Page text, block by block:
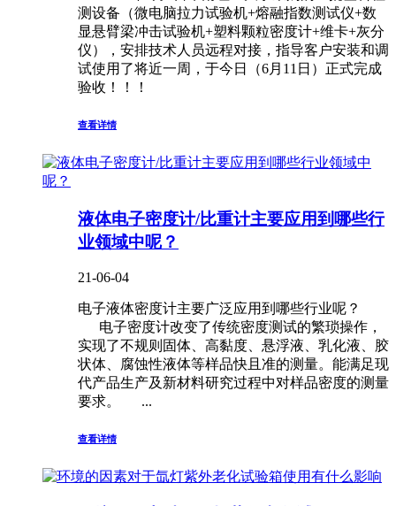
测设备（微电脑拉力试验机+熔融指数测试仪+数
显悬臂梁冲击试验机+塑料颗粒密度计+维卡+灰分
仪），安排技术人员远程对接，指导客户安装和调
试使用了将近一周，于今日（6月11日）正式完成
验收！！！
查看详情
液体电子密度计/比重计主要应用到哪些行
业领域中呢？
21-06-04
电子液体密度计主要广泛应用到哪些行业呢？
电子密度计改变了传统密度测试的繁琐操作，
实现了不规则固体、高黏度、悬浮液、乳化液、胶
状体、腐蚀性液体等样品快且准的测量。能满足现
代产品生产及新材料研究过程中对样品密度的测量
要求。 ...
查看详情